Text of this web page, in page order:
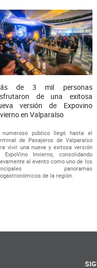
de 3 mil personas
de una exitosa
versión de Expovino
en Valparaíso
numeroso público llegó hasta el
de Pasajeros de Valparaíso
vivir una nueva y exitosa versión
ExpoVino Invierno, consolidando
al evento como uno de los
panoramas
de la región.